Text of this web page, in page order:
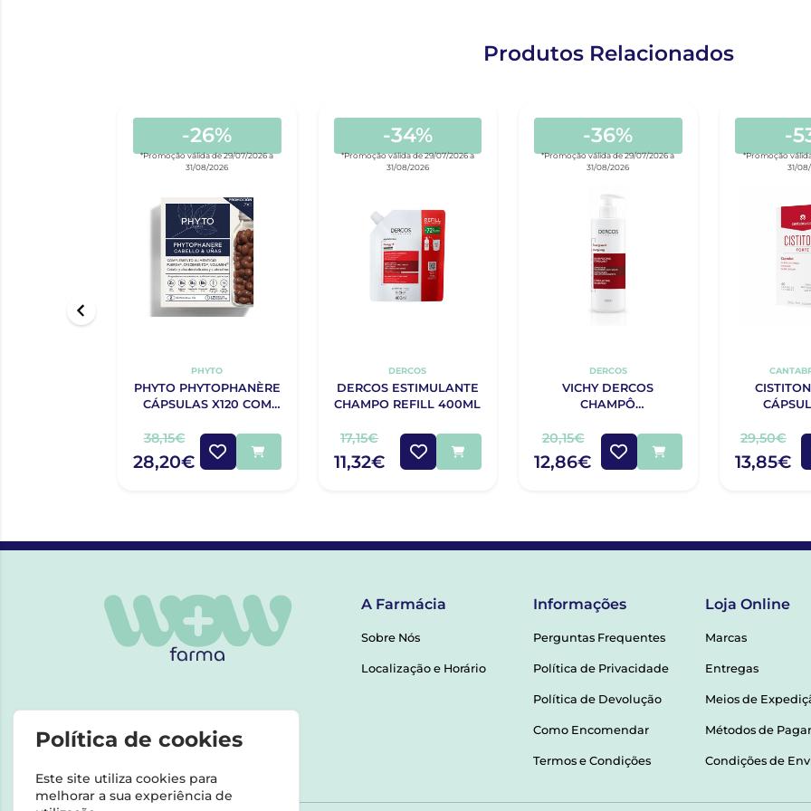
Produtos Relacionados
-26%
*Promoção válida de 29/07/2026 a
31/08/2026
PHYTO
PHYTO PHYTOPHANÈRE
CÁPSULAS X120 COM
38,15€
28,20€
-34%
*Promoção válida de 29/07/2026 a
31/08/2026
DERCOS
DERCOS ESTIMULANTE
CHAMPO REFILL 400ML
17,15€
11,32€
-36%
*Promoção válida de 29/07/2026 a
31/08/2026
DERCOS
VICHY DERCOS
CHAMPÔ
ANTIQUEDA
ESTIMULANTE 400ML
20,15€
12,86€
-
*Promoção
31/
29,50€
13,85€
A Farmácia
Sobre Nós
Localização e Horário
Informações
Perguntas Frequentes
Política de Privacidade
Política de Devolução
Como Encomendar
Termos e Condições
Loja Online
Marcas
Entregas
Meios de
Métodos de
Condições de
Política de cookies
Este site utiliza cookies para
melhorar a sua experiência de